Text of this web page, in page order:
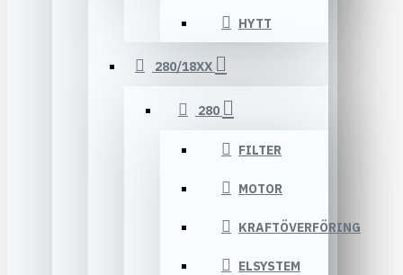
HYTT
280/18XX
280
FILTER
MOTOR
KRAFTÖVERFÖRING
ELSYSTEM